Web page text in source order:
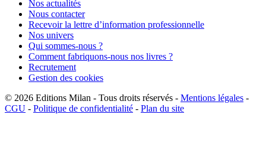
Nos actualités
Nous contacter
Recevoir la lettre d’information professionnelle
Nos univers
Qui sommes-nous ?
Comment fabriquons-nous nos livres ?
Recrutement
Gestion des cookies
© 2026 Editions Milan - Tous droits réservés - Mentions légales -
CGU - Politique de confidentialité - Plan du site